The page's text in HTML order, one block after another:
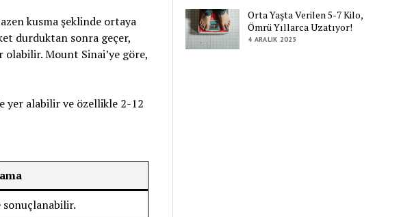
kusma şeklinde ortaya
durduktan sonra geçer,
Mount Sinai’ye göre,
yer alabilir ve özellikle 2-12
sonuçlanabilir.
Orta Yaşta Verilen 5-7 Kilo,
Ömrü Yıllarca Uzatıyor!
4 ARALIK 2025